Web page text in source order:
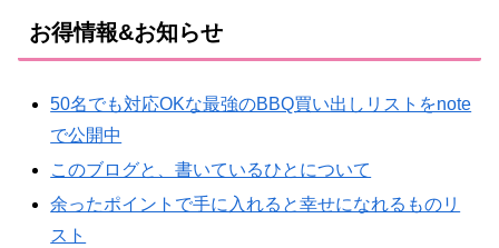
お得情報&お知らせ
50名でも対応OKな最強のBBQ買い出しリストをnote
で公開中
このブログと、書いているひとについて
余ったポイントで手に入れると幸せになれるものリ
スト